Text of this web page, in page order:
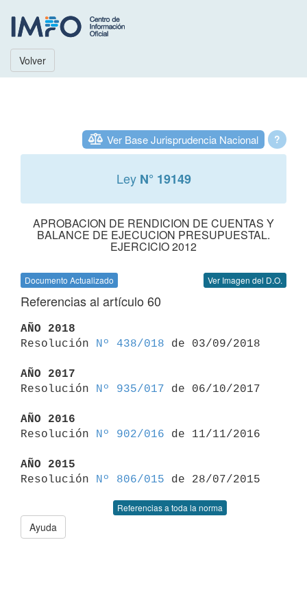
Volver
?
Ver Base Jurisprudencia Nacional
Ley N° 19149
APROBACION DE RENDICION DE CUENTAS Y
BALANCE DE EJECUCION PRESUPUESTAL.
EJERCICIO 2012
Documento Actualizado Ver Imagen del D.O.
Referencias al artículo 60
AÑO 2018
Resolución
Nº 438/018 de 03/09/2018
AÑO 2017
Resolución
Nº 935/017 de 06/10/2017
AÑO 2016
Resolución
Nº 902/016 de 11/11/2016
AÑO 2015
Resolución
Nº 806/015
Referencias a toda la norma
Ayuda